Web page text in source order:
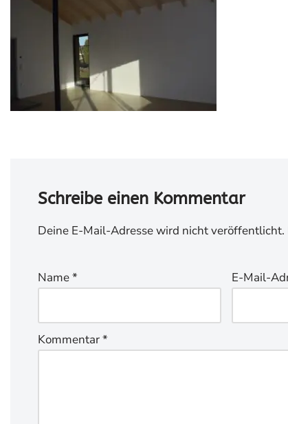
Schreibe einen Kommentar
Deine E-Mail-Adresse wird nicht veröffentlicht.
Name* E-Mail-
Kommentar*